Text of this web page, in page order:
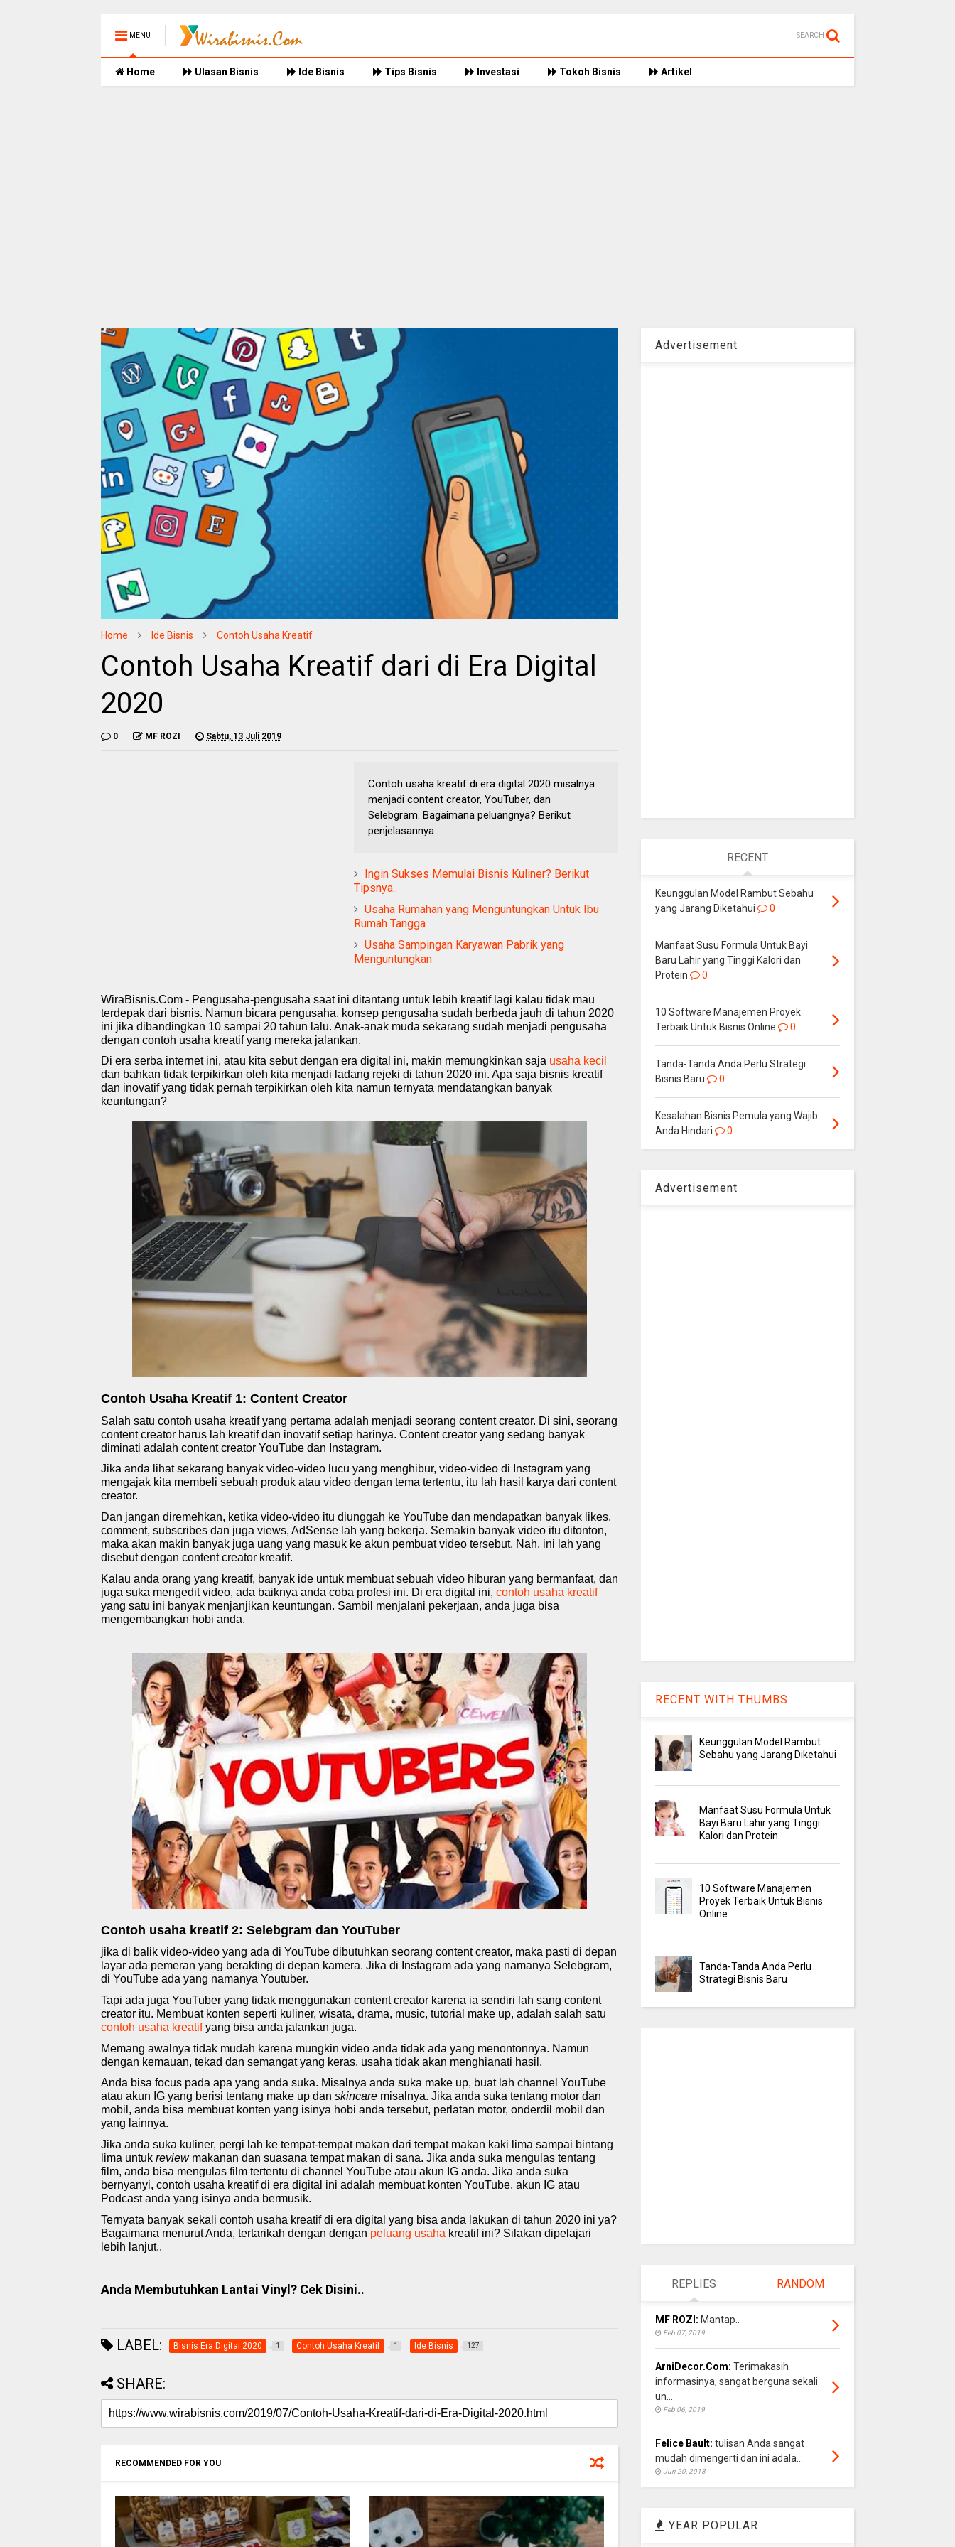
MENU SEARCH
Home Ulasan Bisnis Ide Bisnis Tips Bisnis Investasi Tokoh Bisnis Artikel
Home Ide Bisnis Contoh Usaha Kreatif
Contoh Usaha Kreatif dari di Era Digital
2020
0 MF ROZI Sabtu, 13 Juli 2019
Contoh usaha kreatif di era digital 2020 misalnya
menjadi content creator, YouTuber, dan
Selebgram. Bagaimana peluangnya? Berikut
penjelasannya..
Ingin Sukses Memulai Bisnis Kuliner? Berikut
Tipsnya..
Usaha Rumahan yang Menguntungkan Untuk Ibu
Rumah Tangga
Usaha Sampingan Karyawan Pabrik yang
Menguntungkan
WiraBisnis.Com - Pengusaha-pengusaha saat ini ditantang untuk lebih kreatif lagi kalau tidak mau
terdepak dari bisnis. Namun bicara pengusaha, konsep pengusaha sudah berbeda jauh di tahun 2020
ini jika dibandingkan 10 sampai 20 tahun lalu. Anak-anak muda sekarang sudah menjadi pengusaha
dengan contoh usaha kreatif yang mereka jalankan.
Di era serba internet ini, atau kita sebut dengan era digital ini, makin memungkinkan saja usaha kecil
dan bahkan tidak terpikirkan oleh kita menjadi ladang rejeki di tahun 2020 ini. Apa saja bisnis kreatif
dan inovatif yang tidak pernah terpikirkan oleh kita namun ternyata mendatangkan banyak
keuntungan?
Contoh Usaha Kreatif 1: Content Creator
Salah satu contoh usaha kreatif yang pertama adalah menjadi seorang content creator. Di sini, seorang
content creator harus lah kreatif dan inovatif setiap harinya. Content creator yang sedang banyak
diminati adalah content creator YouTube dan Instagram.
Jika anda lihat sekarang banyak video-video lucu yang menghibur, video-video di Instagram yang
mengajak kita membeli sebuah produk atau video dengan tema tertentu, itu lah hasil karya dari content
creator.
Dan jangan diremehkan, ketika video-video itu diunggah ke YouTube dan mendapatkan banyak likes,
comment, subscribes dan juga views, AdSense lah yang bekerja. Semakin banyak video itu ditonton,
maka akan makin banyak juga uang yang masuk ke akun pembuat video tersebut. Nah, ini lah yang
disebut dengan content creator kreatif.
Kalau anda orang yang kreatif, banyak ide untuk membuat sebuah video hiburan yang bermanfaat, dan
juga suka mengedit video, ada baiknya anda coba profesi ini. Di era digital ini, contoh usaha kreatif
yang satu ini banyak menjanjikan keuntungan. Sambil menjalani pekerjaan, anda juga bisa
mengembangkan hobi anda.
Contoh usaha kreatif 2: Selebgram dan YouTuber
jika di balik video-video yang ada di YouTube dibutuhkan seorang content creator, maka pasti di depan
layar ada pemeran yang berakting di depan kamera. Jika di Instagram ada yang namanya Selebgram,
di YouTube ada yang namanya Youtuber.
Tapi ada juga YouTuber yang tidak menggunakan content creator karena ia sendiri lah sang content
creator itu. Membuat konten seperti kuliner, wisata, drama, music, tutorial make up, adalah salah satu
contoh usaha kreatif yang bisa anda jalankan juga.
Memang awalnya tidak mudah karena mungkin video anda tidak ada yang menontonnya. Namun
dengan kemauan, tekad dan semangat yang keras, usaha tidak akan menghianati hasil.
Anda bisa focus pada apa yang anda suka. Misalnya anda suka make up, buat lah channel YouTube
atau akun IG yang berisi tentang make up dan skincare misalnya. Jika anda suka tentang motor dan
mobil, anda bisa membuat konten yang isinya hobi anda tersebut, perlatan motor, onderdil mobil dan
yang lainnya.
Jika anda suka kuliner, pergi lah ke tempat-tempat makan dari tempat makan kaki lima sampai bintang
lima untuk review makanan dan suasana tempat makan di sana. Jika anda suka mengulas tentang
film, anda bisa mengulas film tertentu di channel YouTube atau akun IG anda. Jika anda suka
bernyanyi, contoh usaha kreatif di era digital ini adalah membuat konten YouTube, akun IG atau
Podcast anda yang isinya anda bermusik.
Ternyata banyak sekali contoh usaha kreatif di era digital yang bisa anda lakukan di tahun 2020 ini ya?
Bagaimana menurut Anda, tertarikah dengan dengan peluang usaha kreatif ini? Silakan dipelajari
lebih lanjut..
Anda Membutuhkan Lantai Vinyl? Cek Disini..
LABEL: Bisnis Era Digital 2020 1 Contoh Usaha Kreatif 1 Ide Bisnis 127
SHARE:
RECOMMENDED FOR YOU
Advertisement
RECENT
Keunggulan Model Rambut Sebahu
yang Jarang Diketahui
0
Manfaat Susu Formula Untuk Bayi
Baru Lahir yang Tinggi Kalori dan
Protein
0
10 Software Manajemen Proyek
Terbaik Untuk Bisnis Online
0
Tanda-Tanda Anda Perlu Strategi
Bisnis Baru
0
Kesalahan Bisnis Pemula yang Wajib
Anda Hindari
0
Advertisement
RECENT WITH THUMBS
Keunggulan Model Rambut
Sebahu yang Jarang Diketahui
Manfaat Susu Formula Untuk
Bayi Baru Lahir yang Tinggi
Kalori dan Protein
10 Software Manajemen
Proyek Terbaik Untuk Bisnis
Online
Tanda-Tanda Anda Perlu
Strategi Bisnis Baru
REPLIES RANDOM
MF ROZI: Mantap..
Feb 07, 2019
ArniDecor.Com: Terimakasih
informasinya, sangat berguna sekali
un...
Feb 06, 2019
Felice Bault: tulisan Anda sangat
mudah dimengerti dan ini adala...
Jun 20, 2018
YEAR POPULAR